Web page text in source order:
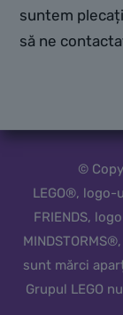
suntem
să ne
©
LEGO®, logo-
FRIENDS,
sunt mărci
Grupul LEGO